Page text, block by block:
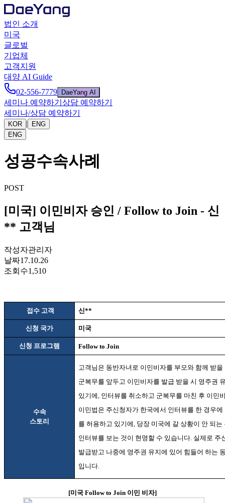
법인 소개
미국
글로벌
기업체
고객지원
대양 AI Guide
02-556-7779
DaeYang AI
세미나 예약하기 상담 예약하기
세미나/상담 예약하기
KOR |
ENG
ENG
성공수속사례
POST
[미국] 이민비자 승인 / Follow to Join - 신
** 고객님
작성자관리자
날짜17.10.26
조회수1,510
접수 고객 신**
신청 국가 미국
신청 프로그램 Follow to Join
수속
스토리
고객님은 동반자녀로 이민비자를 부모와 함께 받
군복무를 앞두고 이민비자를 발급 받을 시 영주권
있기에 인터뷰를 취소하고 군복무를 마친 후 이민
이민법은 주신청자가 한국에서 인터뷰를 한 경우
를 허용하고 있기에 당장 미국에 갈 상황이 안 되
인터뷰를 보는 것이 현명할 수 있습니다 실제로 주
발급받고 나중에 영주권 유지에 있어 힘들어 하는
입니다
[미국 Follow to Join 이민 비자]